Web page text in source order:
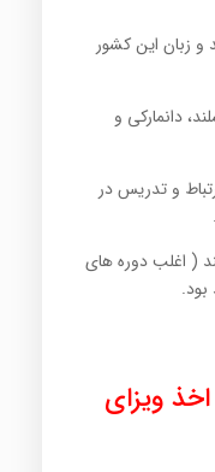
زبان این کشور
دانمارکی و
و تدریس در
( اغلب دوره های
ویزای